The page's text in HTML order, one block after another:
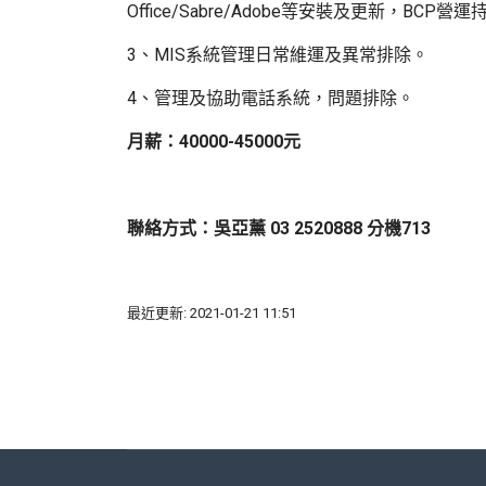
Office/Sabre/Adobe等安裝及更新，BCP營運
3、MIS系統管理日常維運及異常排除。
4、管理及協助電話系統，問題排除。
月薪 ： 40000-45000元
聯絡方式：吳亞薰 03 2520888 分機713
最近更新: 2021-01-21 11:51